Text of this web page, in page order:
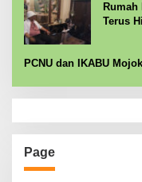
Rumah
Terus
PCNU dan IKABU
Page